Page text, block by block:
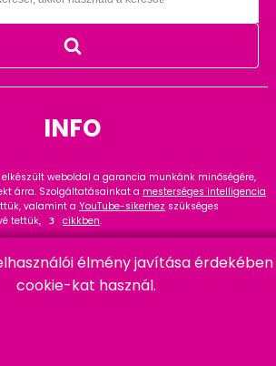
INFO
elkészült weboldal a garancia munkánk minőségére,
árra. Szolgáltatásainkat a mesterséges intelligencia
valamint a YouTube-sikerhez szükséges
tettük,
4 cikkben.
cikket és bővítményt.
élmény javítása érdekében
cookie-kat használ.